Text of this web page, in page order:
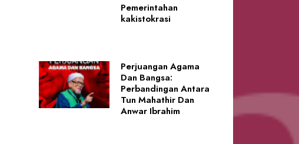
Pemerintahan
kakistokrasi
Perjuangan Agama
Dan Bangsa:
Perbandingan Antara
Tun Mahathir Dan
Anwar Ibrahim